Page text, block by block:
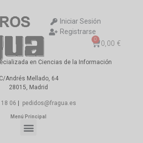
Iniciar Sesión
Registrarse
0,00 €
0
en Ciencias de la Información
C/Andrés Mellado, 64
28015, Madrid
06 pedidos@fragua.es
Menú Principal